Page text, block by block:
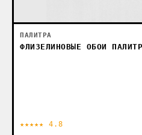
ПАЛИТРА
ФЛИЗЕЛИНОВЫЕ ОБОИ
★★★★★ 4.8